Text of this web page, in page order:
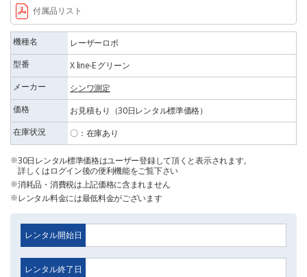
付属品リスト
機種名
レーザーロボ
型番
X line-E グリーン
メーカー
シンワ測定
価格
お見積もり（30日レンタル標準価格）
在庫状況
〇：在庫あり
30日レンタル標準価格はユーザー登録して頂くと表示されます。
詳しくはログイン後の便利機能をご覧下さい
消耗品・消費税は上記価格に含まれません
レンタル料金には最低料金がございます
レンタル開始日
レンタル終了日